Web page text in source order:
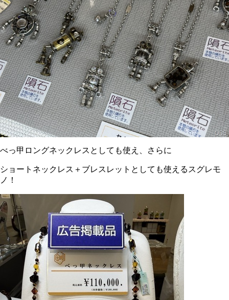
べっ甲ロングネックレスとしても使え、さらに
ショートネックレス＋ブレスレットとしても使えるスグレモ
ノ！